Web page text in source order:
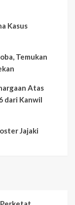
Kasus
Temukan
Atas
dari Kanwil
Jajaki